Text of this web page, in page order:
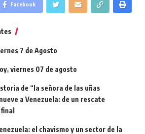
Facebook
7 de Agosto
viernes 07 de agosto
de “la señora de las uñas
a Venezuela: de un rescate
el chavismo y un sector de la